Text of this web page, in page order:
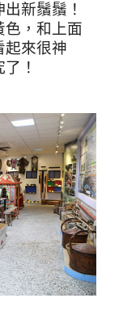
新鬚鬚！
色，和上面
起來很神
！